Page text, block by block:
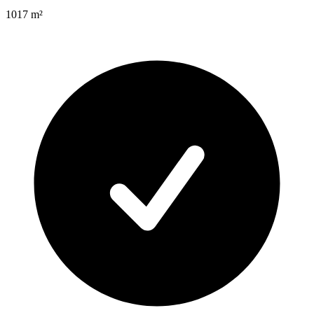
1017 m²